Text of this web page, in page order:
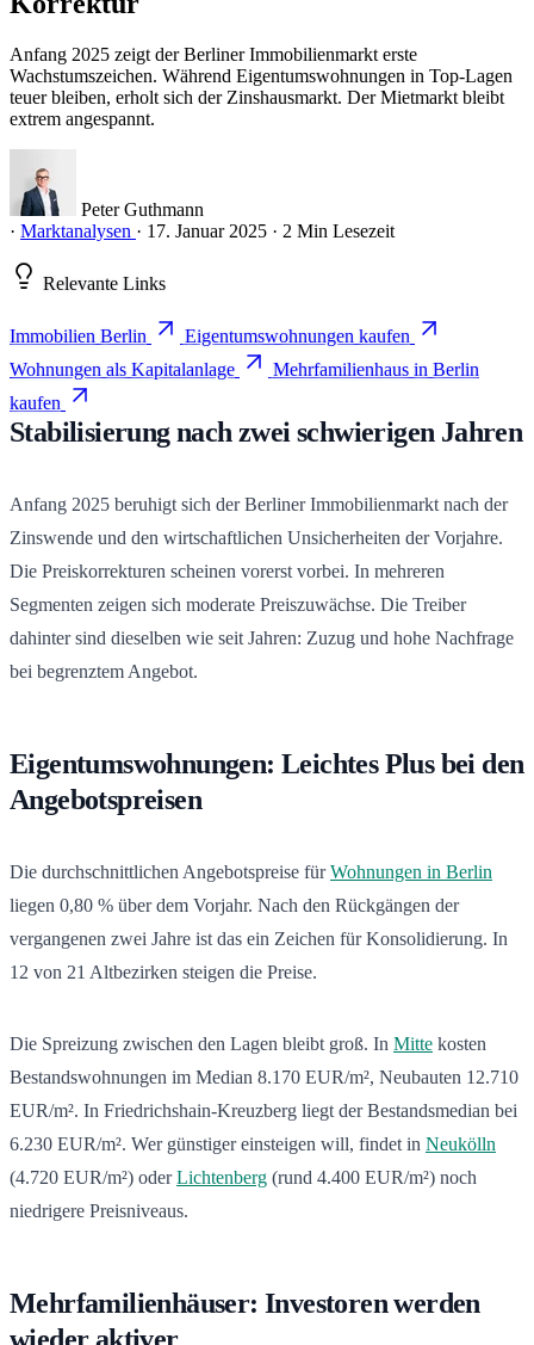
Anfang 2025 zeigt der Berliner Immobilienmarkt erste
Wachstumszeichen. Während Eigentumswohnungen in Top-Lagen
teuer bleiben, erholt sich der Zinshausmarkt. Der Mietmarkt bleibt
extrem angespannt.
Peter Guthmann
· Marktanalysen · 17. Januar 2025 · 2 Min Lesezeit
Relevante Links
Immobilien Berlin
Eigentumswohnungen kaufen
Wohnungen als Kapitalanlage
Mehrfamilienhaus in Berlin
kaufen
Stabilisierung nach zwei schwierigen Jahren
Anfang 2025 beruhigt sich der Berliner Immobilienmarkt nach der
Zinswende und den wirtschaftlichen Unsicherheiten der Vorjahre.
Die Preiskorrekturen scheinen vorerst vorbei. In mehreren
Segmenten zeigen sich moderate Preiszuwächse. Die Treiber
dahinter sind dieselben wie seit Jahren: Zuzug und hohe Nachfrage
bei begrenztem Angebot.
Eigentumswohnungen: Leichtes Plus bei den
Angebotspreisen
Die durchschnittlichen Angebotspreise fürWohnungen in Berlin
liegen 0,80 % über dem Vorjahr. Nach den Rückgängen der
vergangenen zwei Jahre ist das ein Zeichen für Konsolidierung. In
12 von 21 Altbezirken steigen die Preise.
Die Spreizung zwischen den Lagen bleibt groß. In Mitte kosten
Bestandswohnungen im Median 8.170 EUR/m², Neubauten 12.710
EUR/m². In Friedrichshain-Kreuzberg liegt der Bestandsmedian bei
6.230 EUR/m². Wer günstiger einsteigen will, findet in Neukölln
(4.720 EUR/m²) oderLichtenberg (rund 4.400 EUR/m²) noch
niedrigere Preisniveaus.
Mehrfamilienhäuser: Investoren werden